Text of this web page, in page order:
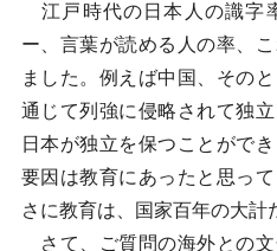
江戸時代の日本人の識字
ー、言葉が読める人の率、
ました。例えば中国、その
通じて列強に侵略されて独
日本が独立を保つことがで
要因は教育にあったと思っ
さに教育は、国家百年の大計
さて、ご質問の海外との文